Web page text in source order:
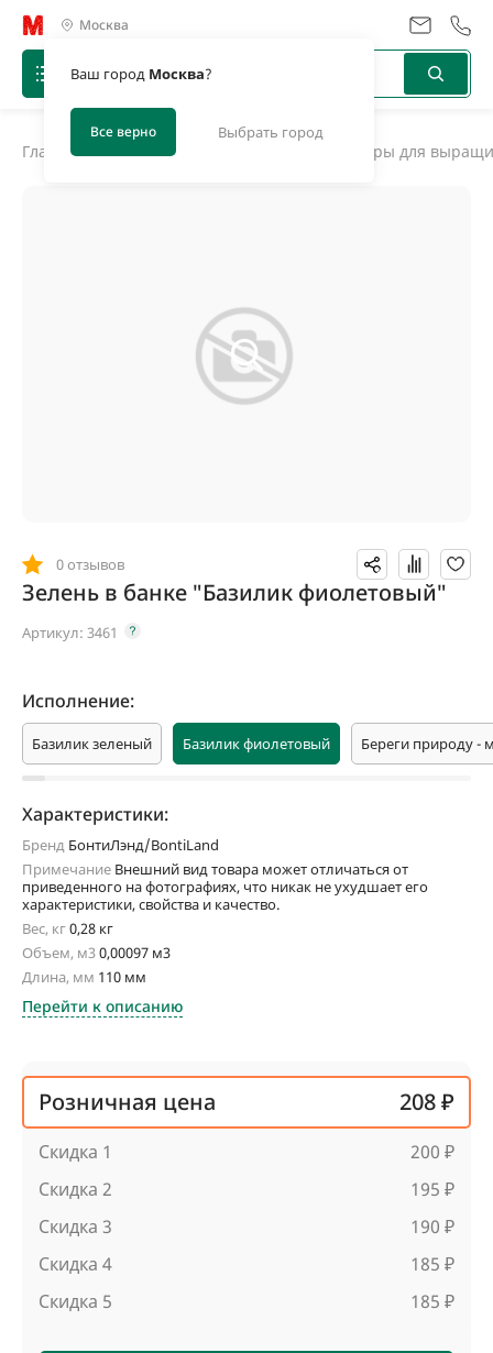
Москва
Ваш город Москва?
Все верно Выбрать город
Главная Травосмеси, сидераты Наборы для
0 отзывов
Зелень в банке "Базилик фиолетовый"
Артикул: 3461
Исполнение:
Базилик зеленый Базилик фиолетовый Береги природу -
Характеристики:
Бренд БонтиЛэнд/BontiLand
Примечание Внешний вид товара может отличаться от
приведенного на фотографиях, что никак не ухудшает его
характеристики, свойства и качество.
Вес, кг0,28 кг
Объем, м30,00097 м3
Длина, мм 110 мм
Перейти к описанию
Розничная цена 208 ₽
Скидка 1
200 ₽
Скидка 2
195 ₽
Скидка 3
190 ₽
Скидка 4
185 ₽
Скидка 5
185 ₽